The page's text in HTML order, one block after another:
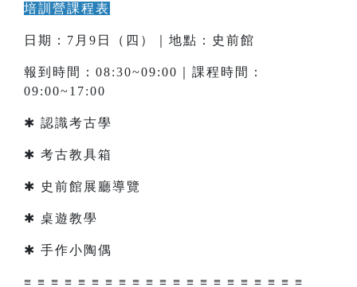
培訓營課程表
日期：7月9日（四）｜地點：史前館
報到時間：08:30~09:00｜課程時間：
09:00~17:00
✱ 認識考古學
✱ 考古教具箱
✱ 史前館展廳導覽
✱ 桌遊教學
✱ 手作小陶偶
≡ ≡ ≡ ≡ ≡ ≡ ≡ ≡ ≡ ≡ ≡ ≡ ≡ ≡ ≡ ≡ ≡ ≡ ≡ ≡ ≡